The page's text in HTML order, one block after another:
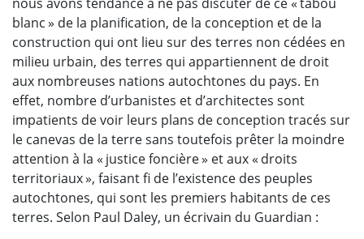
blanc » de la planification, de la conception et de la
construction qui ont lieu sur des terres non cédées en
milieu urbain, des terres qui appartiennent de droit
aux nombreuses nations autochtones du pays. En
effet, nombre d’urbanistes et d’architectes sont
impatients de voir leurs plans de conception tracés sur
le canevas de la terre sans toutefois prêter la moindre
attention à la « justice foncière » et aux « droits
territoriaux », faisant fi de l’existence des peuples
autochtones, qui sont les premiers habitants de ces
terres. Selon Paul Daley, un écrivain du Guardian :